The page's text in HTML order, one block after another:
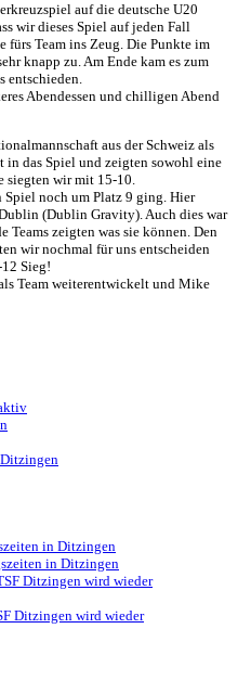
auf die deutsche U20
wir dieses Spiel auf jeden Fall
fürs Team ins Zeug. Die Punkte im
knapp zu. Am Ende kam es zum
entschieden.
Abendessen und chilligen Abend
aus der Schweiz als
in das Spiel und zeigten sowohl eine
siegten wir mit 15-10.
Spiel noch um Platz 9 ging. Hier
(Dublin Gravity). Auch dies war
Teams zeigten was sie können. Den
wir nochmal für uns entscheiden
Sieg!
Team weiterentwickelt und Mike
in Ditzingen
in Ditzingen
Ditzingen wird wieder
Ditzingen wird wieder